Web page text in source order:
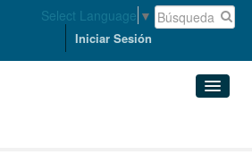
Select Language ▼
Iniciar Sesión